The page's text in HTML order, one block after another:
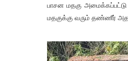
பாசன மதகு
மதகுக்கு வரும் தண்ணீர் அதன்